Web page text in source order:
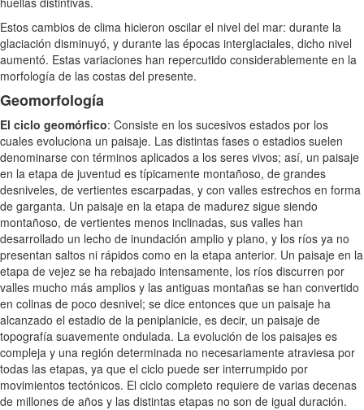
Estos cambios de clima hicieron oscilar el nivel del mar: durante la
glaciación disminuyó, y durante las épocas interglaciales, dicho nivel
aumentó. Estas variaciones han repercutido considerablemente en la
morfología de las costas del presente.
Geomorfología
El ciclo geomórfico: Consiste en los sucesivos estados por los
cuales evoluciona un paisaje. Las distintas fases o estadios suelen
denominarse con términos aplicados a los seres vivos; así, un paisaje
en la etapa de juventud es típicamente montañoso, de grandes
desniveles, de vertientes escarpadas, y con valles estrechos en forma
de garganta. Un paisaje en la etapa de madurez sigue siendo
montañoso, de vertientes menos inclinadas, sus valles han
desarrollado un lecho de inundación amplio y plano, y los ríos ya no
presentan saltos ni rápidos como en la etapa anterior. Un paisaje en la
etapa de vejez se ha rebajado intensamente, los ríos discurren por
valles mucho más amplios y las antiguas montañas se han convertido
en colinas de poco desnivel; se dice entonces que un paisaje ha
alcanzado el estadio de la peniplanicie, es decir, un paisaje de
topografía suavemente ondulada. La evolución de los paisajes es
compleja y una región determinada no necesariamente atraviesa por
todas las etapas, ya que el ciclo puede ser interrumpido por
movimientos tectónicos. El ciclo completo requiere de varias decenas
de millones de años y las distintas etapas no son de igual duración.